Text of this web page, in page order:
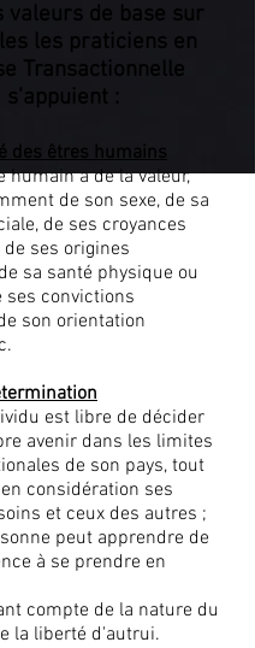
valeurs de base sur
les praticiens en
Transactionnelle
s’appuient :
des êtres humains
humain a de la valeur,
de son sexe, de sa
de ses croyances
ses origines
sa santé physique ou
ses convictions
son orientation
est libre de décider
avenir dans les limites
de son pays, tout
considération ses
et ceux des autres ;
peut apprendre de
à se prendre en
compte de la nature du
la liberté d'autrui.